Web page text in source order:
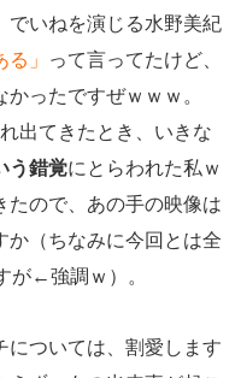
でいねを演じる水野美紀
」
って言ってたけど、
ったですぜｗｗｗ。
出てきたとき、いきな
う錯覚にとらわれた私ｗ
たので、あの手の映像は
か（ちなみに今回とは全
が←強調ｗ）。
については、割愛します